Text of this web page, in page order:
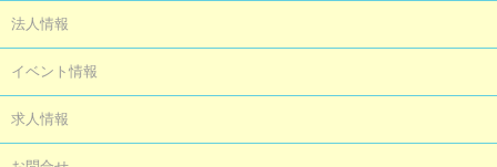
法人情報
イベント情報
求人情報